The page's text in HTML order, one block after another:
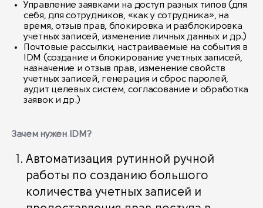
Управление заявками на доступ разных типов (для
себя, для сотрудников, «как у сотрудника», на
время, отзыв прав, блокировка и разблокировка
учетных записей, изменение личных данных и др.)
Почтовые рассылки, настраиваемые на события в
IDM (создание и блокирование учетных записей,
назначение и отзыв прав, изменение свойств
учетных записей, генерация и сброс паролей,
аудит целевых систем, согласование и обработка
заявок и др.)
Зачем нужен IDM?
Автоматизация рутинной ручной
работы по созданию большого
количества учетных записей и